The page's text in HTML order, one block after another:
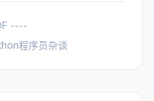
----
程序员杂谈